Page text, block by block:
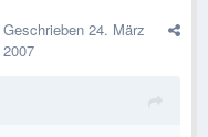
Geschrieben 24. März
2007